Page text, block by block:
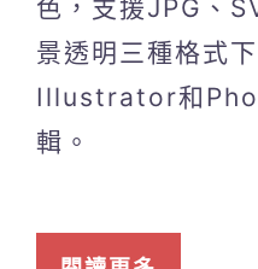
色，支援JPG、
景透明三種格式
Illustrator和
輯。